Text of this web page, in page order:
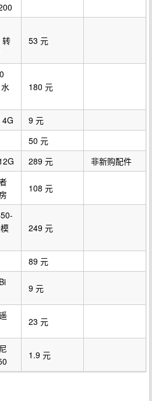
转
53 元
180 元
9 元
50 元
289 元 非新购配件
108 元
249 元
89 元
9 元
23 元
1.9 元